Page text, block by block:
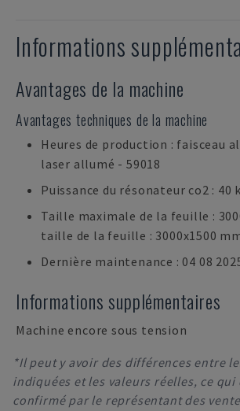
Informations
Avantages de la machine
Avantages techniques de la machine
Heures de production : faisceau
laser allumé - 59018
Puissance du résonateur co2 : 40
Taille maximale de la feuille :
taille de la feuille : 3000x1500
Dernière maintenance : 04 08
Informations supplémentaires
Machine encore sous tension
*Il peut y avoir des différences entre
indiquées et les valeurs réelles, ce
confirmé par le représentant des